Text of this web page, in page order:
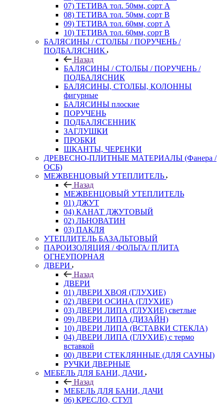
07) ТЕТИВА тол. 50мм, сорт А
08) ТЕТИВА тол. 50мм, сорт В
09) ТЕТИВА тол. 60мм, сорт А
10) ТЕТИВА тол. 60мм, сорт В
БАЛЯСИНЫ / СТОЛБЫ / ПОРУЧЕНЬ /
ПОДБАЛЯСНИК
Назад
БАЛЯСИНЫ / СТОЛБЫ / ПОРУЧЕНЬ /
ПОДБАЛЯСНИК
БАЛЯСИНЫ, СТОЛБЫ, КОЛОННЫ
фигурные
БАЛЯСИНЫ плоские
ПОРУЧЕНЬ
ПОДБАЛЯСЕННИК
ЗАГЛУШКИ
ПРОБКИ
ШКАНТЫ, ЧЕРЕНКИ
ДРЕВЕСНО-ПЛИТНЫЕ МАТЕРИАЛЫ (Фанера /
ОСБ)
МЕЖВЕНЦОВЫЙ УТЕПЛИТЕЛЬ
Назад
МЕЖВЕНЦОВЫЙ УТЕПЛИТЕЛЬ
01) ДЖУТ
04) КАНАТ ДЖУТОВЫЙ
02) ЛЬНОВАТИН
03) ПАКЛЯ
УТЕПЛИТЕЛЬ БАЗАЛЬТОВЫЙ
ПАРОИЗОЛЯЦИЯ / ФОЛЬГА/ ПЛИТА
ОГНЕУПОРНАЯ
ДВЕРИ
Назад
ДВЕРИ
01) ДВЕРИ ХВОЯ (ГЛУХИЕ)
02) ДВЕРИ ОСИНА (ГЛУХИЕ)
03) ДВЕРИ ЛИПА (ГЛУХИЕ) светлые
09) ДВЕРИ ЛИПА (ДИЗАЙН)
10) ДВЕРИ ЛИПА (ВСТАВКИ СТЕКЛА)
04) ДВЕРИ ЛИПА (ГЛУХИЕ) с термо
вставкой
00) ДВЕРИ СТЕКЛЯННЫЕ (ДЛЯ САУНЫ)
РУЧКИ ДВЕРНЫЕ
МЕБЕЛЬ ДЛЯ БАНИ, ДАЧИ
Назад
МЕБЕЛЬ ДЛЯ БАНИ, ДАЧИ
06) КРЕСЛО, СТУЛ